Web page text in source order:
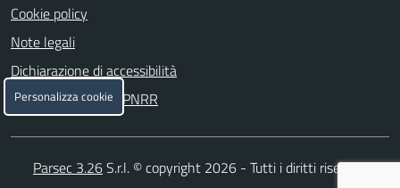
Cookie policy
Note legali
Dichiarazione di accessibilità
Attuazione misure PNRR
Parsec 3.26S.r.l. © copyright 2026 - Tutti i diritti riservati
Personalizza cookie